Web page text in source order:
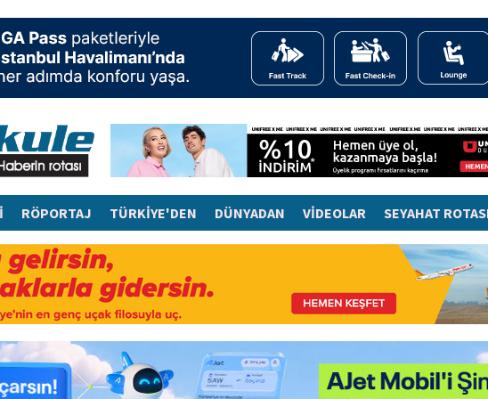
RÖPORTAJ TÜRKİYE'DEN DÜNYADAN VİDEOLAR SEYAHAT